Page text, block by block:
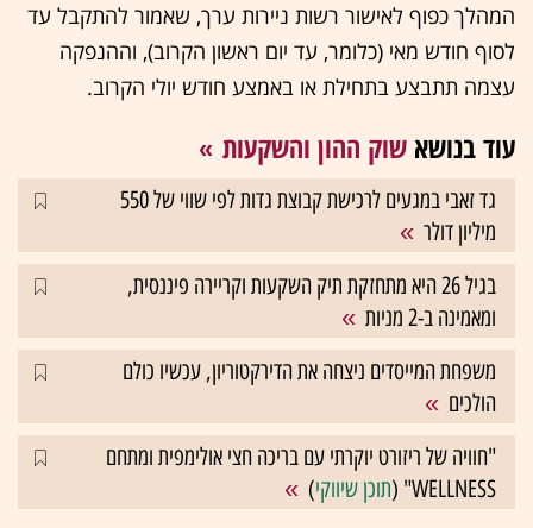
המהלך כפוף לאישור רשות ניירות ערך, שאמור להתקבל עד
לסוף חודש מאי (כלומר, עד יום ראשון הקרוב), וההנפקה
עצמה תתבצע בתחילת או באמצע חודש יולי הקרוב.
עוד בנושא שוק ההון והשקעות
גד זאבי במגעים לרכישת קבוצת גדות לפי שווי של 550
מיליון דולר
בגיל 26 היא מתחזקת תיק השקעות וקריירה פיננסית,
ומאמינה ב-2 מניות
משפחת המייסדים ניצחה את הדירקטוריון, עכשיו כולם
הולכים
"חוויה של ריזורט יוקרתי עם בריכה חצי אולימפית ומתחם
WELLNESS" (
תוכן שיווקי)